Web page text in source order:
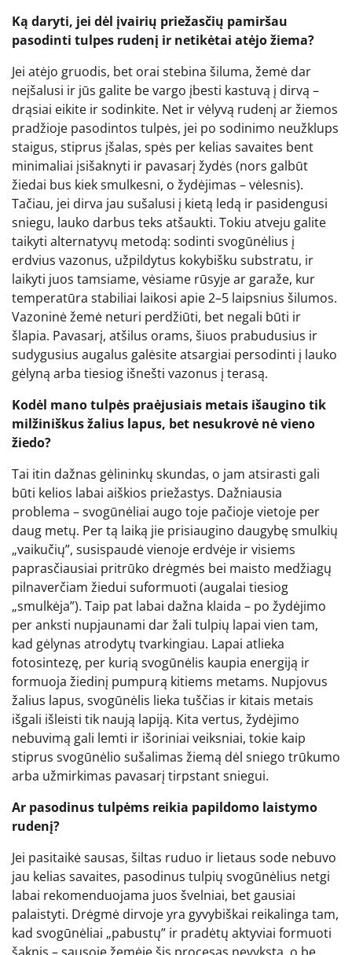
Ką daryti, jei dėl įvairių priežasčių pamiršau
pasodinti tulpes rudenį ir netikėtai atėjo žiema?
Jei atėjo gruodis, bet orai stebina šiluma, žemė dar
neįšalusi ir jūs galite be vargo įbesti kastuvą į dirvą –
drąsiai eikite ir sodinkite. Net ir vėlyvą rudenį ar žiemos
pradžioje pasodintos tulpės, jei po sodinimo neužklups
staigus, stiprus įšalas, spės per kelias savaites bent
minimaliai įsišaknyti ir pavasarį žydės (nors galbūt
žiedai bus kiek smulkesni, o žydėjimas – vėlesnis).
Tačiau, jei dirva jau sušalusi į kietą ledą ir pasidengusi
sniegu, lauko darbus teks atšaukti. Tokiu atveju galite
taikyti alternatyvų metodą: sodinti svogūnėlius į
erdvius vazonus, užpildytus kokybišku substratu, ir
laikyti juos tamsiame, vėsiame rūsyje ar garaže, kur
temperatūra stabiliai laikosi apie 2–5 laipsnius šilumos.
Vazoninė žemė neturi perdžiūti, bet negali būti ir
šlapia. Pavasarį, atšilus orams, šiuos prabudusius ir
sudygusius augalus galėsite atsargiai persodinti į lauko
gėlyną arba tiesiog išnešti vazonus į terasą.
Kodėl mano tulpės praėjusiais metais išaugino tik
milžiniškus žalius lapus, bet nesukrovė nė vieno
žiedo?
Tai itin dažnas gėlininkų skundas, o jam atsirasti gali
būti kelios labai aiškios priežastys. Dažniausia
problema – svogūnėliai augo toje pačioje vietoje per
daug metų. Per tą laiką jie prisiaugino daugybę smulkių
„vaikučių”, susispaudė vienoje erdvėje ir visiems
paprasčiausiai pritrūko drėgmės bei maisto medžiagų
pilnaverčiam žiedui suformuoti (augalai tiesiog
„smulkėja”). Taip pat labai dažna klaida – po žydėjimo
per anksti nupjaunami dar žali tulpių lapai vien tam,
kad gėlynas atrodytų tvarkingiau. Lapai atlieka
fotosintezę, per kurią svogūnėlis kaupia energiją ir
formuoja žiedinį pumpurą kitiems metams. Nupjovus
žalius lapus, svogūnėlis lieka tuščias ir kitais metais
išgali išleisti tik naują lapiją. Kita vertus, žydėjimo
nebuvimą gali lemti ir išoriniai veiksniai, tokie kaip
stiprus svogūnėlio sušalimas žiemą dėl sniego trūkumo
arba užmirkimas pavasarį tirpstant sniegui.
Ar pasodinus tulpėms reikia papildomo laistymo
rudenį?
Jei pasitaikė sausas, šiltas ruduo ir lietaus sode nebuvo
jau kelias savaites, pasodinus tulpių svogūnėlius netgi
labai rekomenduojama juos švelniai, bet gausiai
palaistyti. Drėgmė dirvoje yra gyvybiškai reikalinga tam,
kad svogūnėliai „pabustų” ir pradėtų aktyviai formuoti